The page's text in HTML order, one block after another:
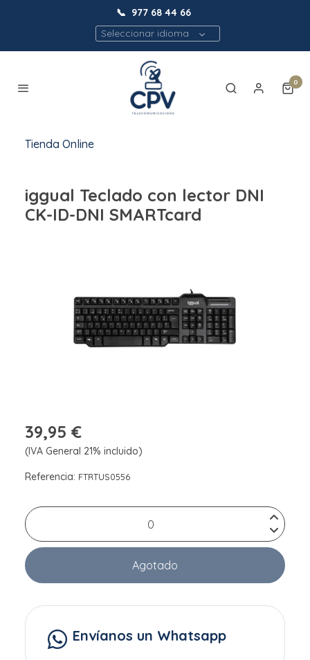
📞 977 68 44 66
Seleccionar idioma
0
Tienda Online
iggual Teclado con lector DNI
CK-ID-DNI SMARTcard
39,95 €
(IVA General 21% incluido)
Referencia: FTRTUS0556
Agotado
Envíanos un Whatsapp